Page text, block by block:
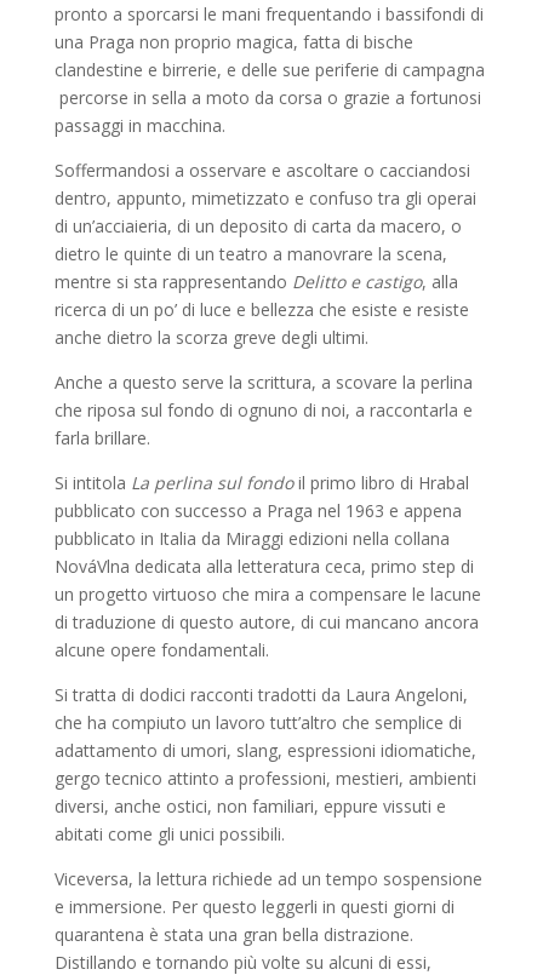
pronto a sporcarsi le mani frequentando i bassifondi di
una Praga non proprio magica, fatta di bische
clandestine e birrerie, e delle sue periferie di campagna
percorse in sella a moto da corsa o grazie a fortunosi
passaggi in macchina.
Soffermandosi a osservare e ascoltare o cacciandosi
dentro, appunto, mimetizzato e confuso tra gli operai
di un’acciaieria, di un deposito di carta da macero, o
dietro le quinte di un teatro a manovrare la scena,
mentre si sta rappresentando Delitto e castigo, alla
ricerca di un po’ di luce e bellezza che esiste e resiste
anche dietro la scorza greve degli ultimi.
Anche a questo serve la scrittura, a scovare la perlina
che riposa sul fondo di ognuno di noi, a raccontarla e
farla brillare.
Si intitola La perlina sul fondoil primo libro di Hrabal
pubblicato con successo a Praga nel 1963 e appena
pubblicato in Italia da Miraggi edizioni nella collana
NováVlna dedicata alla letteratura ceca, primo step di
un progetto virtuoso che mira a compensare le lacune
di traduzione di questo autore, di cui mancano ancora
alcune opere fondamentali.
Si tratta di dodici racconti tradotti da Laura Angeloni,
che ha compiuto un lavoro tutt’altro che semplice di
adattamento di umori, slang, espressioni idiomatiche,
gergo tecnico attinto a professioni, mestieri, ambienti
diversi, anche ostici, non familiari, eppure vissuti e
abitati come gli unici possibili.
Viceversa, la lettura richiede ad un tempo sospensione
e immersione. Per questo leggerli in questi giorni di
quarantena è stata una gran bella distrazione.
Distillando e tornando più volte su alcuni di essi,